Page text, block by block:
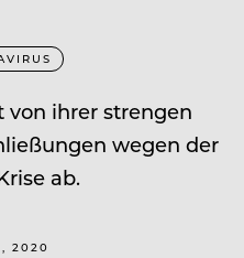
von ihrer strengen
wegen der
ab.
2020